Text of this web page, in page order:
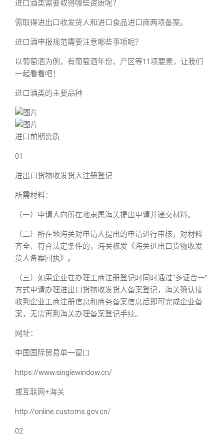
进口酒类需要取得哪些资质呢？
需取得进出口收发货人和进口食品进口商两项备案。
进口酒申报规范需要注意哪些事项呢？
以葡萄酒为例，有葡萄酒年份、产区等11项要素，让我们
一起看看吧！
进口酒类的主要品种
进口前期资质
01
进出口货物收发货人注册登记
所需材料：
（一）申请人向所在地隶属海关提出申请并递交材料。
（二）所在地海关对申请人提出的申请进行审核，对材料
齐全、符合法定条件的，海关核发《海关进出口货物收发
货人备案回执》。
（三）如果企业在办理工商注册登记时同时通过“多证合一”
方式申请办理进出口货物收发货人备案登记，海关确认接
收到企业工商注册信息和商务备案信息后即可完成企业备
案，无需再到海关办理备案登记手续。
网址：
中国国际贸易单一窗口
https://www.singlewindow.cn/
或互联网+海关
http://online.customs.gov.cn/
02